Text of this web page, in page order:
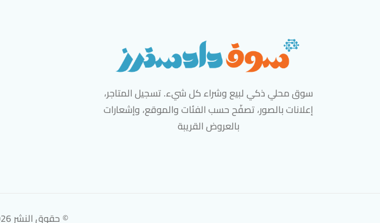
سوق محلي ذكي لبيع وشراء كل شيء. تسجيل المتاجر،
إعلانات بالصور، تصفّح حسب الفئات والموقع، وإشعارات
بالعروض القريبة
© حقوق النشر 2026. تطوير بواسطة